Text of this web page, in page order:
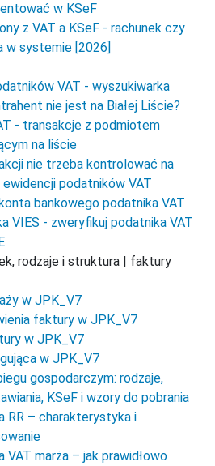
w KSeF
z VAT a KSeF - rachunek czy
w systemie [2026]
VAT - wyszukiwarka
nie jest na Białej Liście?
- transakcje z podmiotem
na liście
nie trzeba kontrolować na
ewidencji podatników VAT
bankowego podatnika VAT
VIES - zweryfikuj podatnika VAT
rodzaje i struktura | faktury
w JPK_V7
faktury w JPK_V7
w JPK_V7
w JPK_V7
gospodarczym: rodzaje,
KSeF i wzory do pobrania
RR – charakterystyka i
VAT marża – jak prawidłowo